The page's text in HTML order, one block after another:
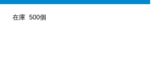
在庫 500個